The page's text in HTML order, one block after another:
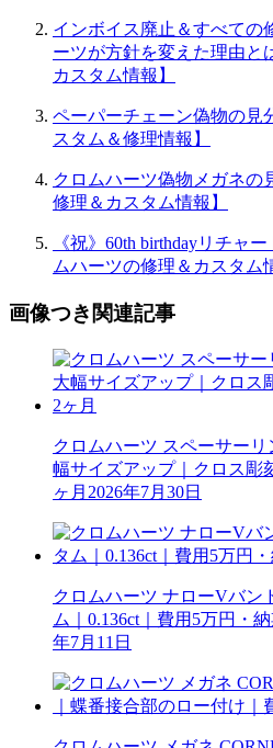
インボイス廃止＆すべての
ーツが方針を変えた理由と
カスタム情報】
ペーパーチェーン偽物の見
スタム＆修理情報】
クロムハーツ偽物メガネの
修理＆カスタム情報】
《祝》60th birthdayリチャ
ムハーツの修理＆カスタム
画像つき関連記事
クロムハーツ スペーサー
幅サイズアップ｜クロス彫
ヶ月 2026年7月30日
クロムハーツ ナローVバン
ム｜0.136ct｜費用5万円・
年7月11日